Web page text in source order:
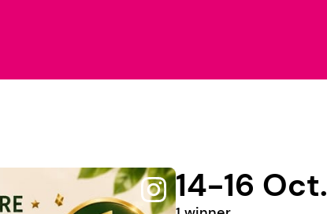
14-16 Oct.